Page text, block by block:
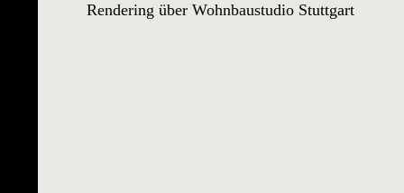
Rendering über Wohnbaustudio Stuttgart